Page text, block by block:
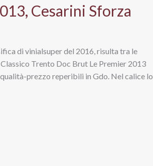
Cesarini Sforza
di vinialsuper del 2016, risulta tra le
Trento Doc Brut Le Premier 2013
prezzo reperibili in Gdo. Nel calice lo